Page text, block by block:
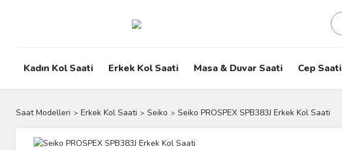
Kadın Kol Saati Erkek Kol Saati Masa & Duvar Saati Cep Saati
Saat Modelleri Erkek Kol Saati Seiko Seiko PROSPEX SPB383J Erkek Kol Saati